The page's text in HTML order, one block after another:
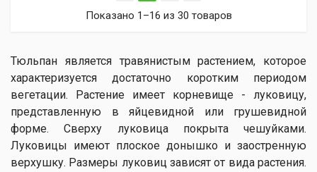
Показано 1–16 из 30 товаров
Тюльпан является травянистым растением, которое
характеризуется достаточно коротким периодом
вегетации. Растение имеет корневище - луковицу,
представленную в яйцевидной или грушевидной
форме. Сверху луковица покрыта чешуйками.
Луковицы имеют плоское донышко и заостренную
верхушку. Размеры луковиц зависят от вида растения.